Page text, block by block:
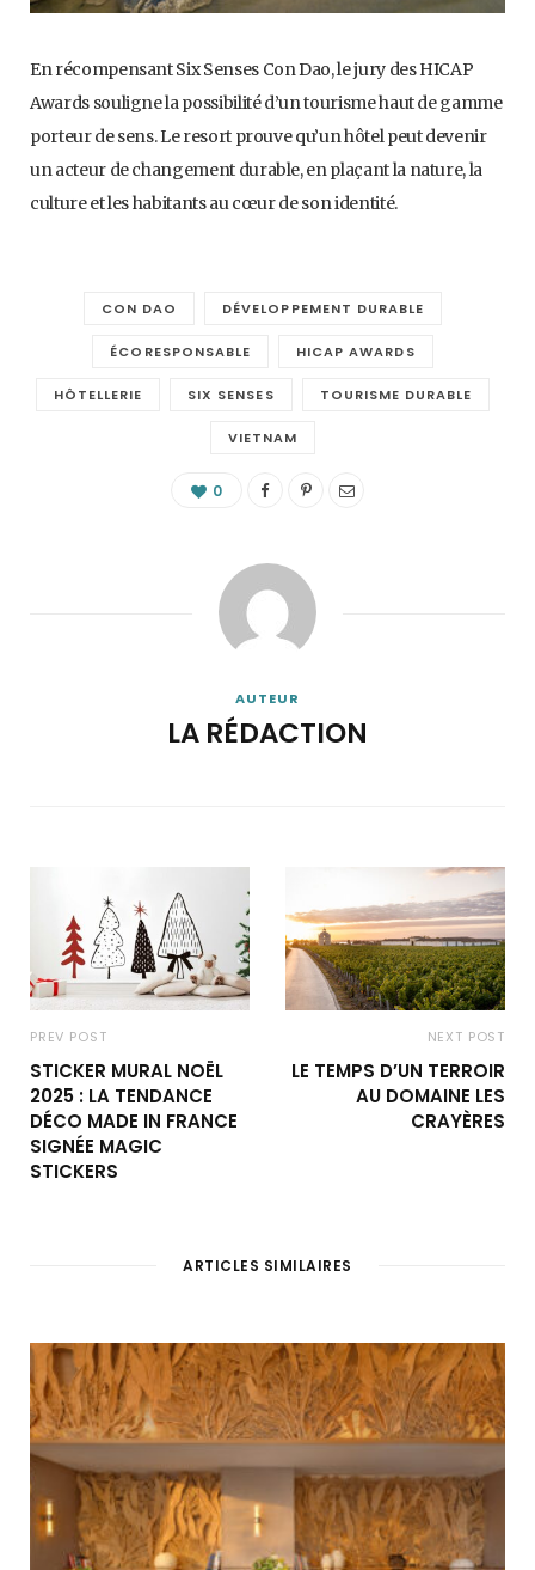
En récompensant Six Senses Con Dao, le jury des HICAP
Awards souligne la possibilité d’un tourisme haut de gamme
porteur de sens. Le resort prouve qu’un hôtel peut devenir
un acteur de changement durable, en plaçant la nature, la
culture et les habitants au cœur de son identité.
CON DAO DÉVELOPPEMENT DURABLE
ÉCORESPONSABLE HICAP AWARDS
HÔTELLERIE SIX SENSES TOURISME DURABLE
VIETNAM
0
AUTEUR
LA RÉDACTION
PREV POST
STICKER MURAL NOËL
2025 : LA TENDANCE
DÉCO MADE IN FRANCE
SIGNÉE MAGIC
STICKERS
NEXT POST
LE TEMPS D’UN TERROIR
AU DOMAINE LES
CRAYÈRES
ARTICLES SIMILAIRES